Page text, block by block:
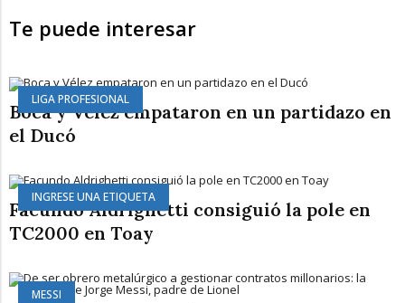
Te puede interesar
LIGA PROFESIONAL
Boca y Vélez empataron en un partidazo en
el Ducó
INGRESE UNA ETIQUETA
Facundo Aldrighetti consiguió la pole en
TC2000 en Toay
MESSI